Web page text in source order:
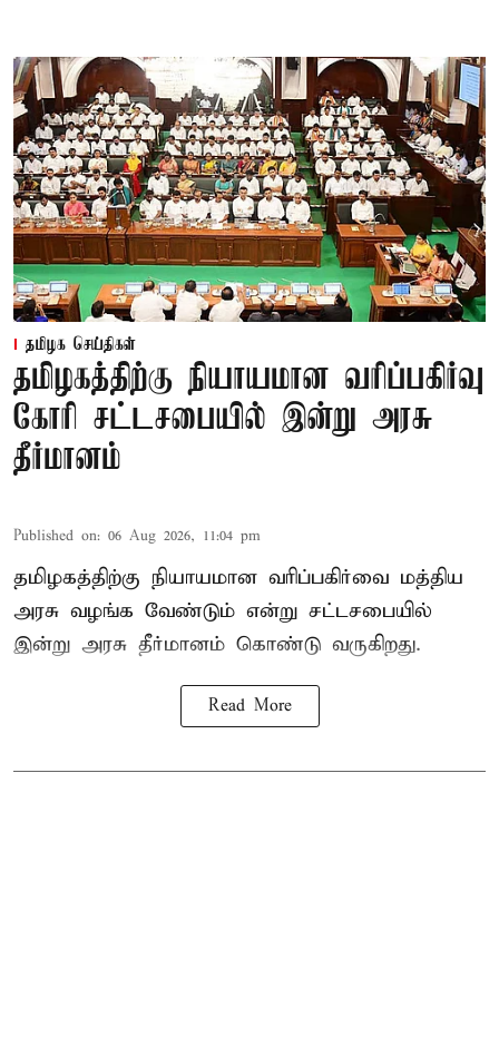
தமிழக செய்திகள்
தமிழகத்திற்கு நியாயமான வரிப்பகிர்வு
கோரி சட்டசபையில் இன்று அரசு
தீர்மானம்
Published on: 06 Aug 2026, 11:04 pm
தமிழகத்திற்கு நியாயமான வரிப்பகிர்வை மத்திய
அரசு வழங்க வேண்டும் என்று சட்டசபையில்
இன்று அரசு தீர்மானம் கொண்டு வருகிறது.
Read More